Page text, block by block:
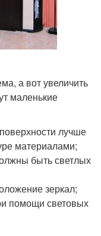
а вот увеличить
маленькие
лучше
материалами;
быть светлых
зеркал;
помощи световых